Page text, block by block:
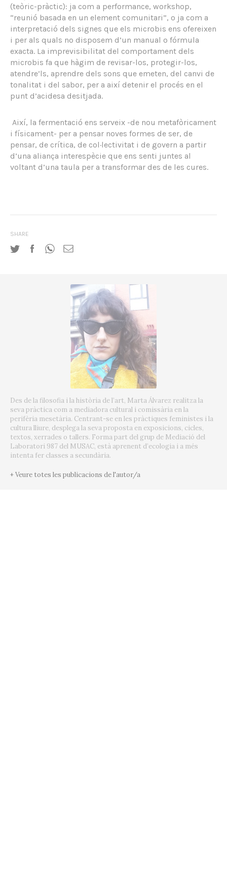
(teòric-pràctic): ja com a performance, workshop,
“reunió basada en un element comunitari”, o ja com a
interpretació dels signes que els microbis ens ofereixen
i per als quals no disposem d’un manual o fórmula
exacta. La imprevisibilitat del comportament dels
microbis fa que hàgim de revisar-los, protegir-los,
atendre’ls, aprendre dels sons que emeten, del canvi de
tonalitat i del sabor, per a així detenir el procés en el
punt d’acidesa desitjada.
Així, la fermentació ens serveix -de nou metafòricament
i físicament- per a pensar noves formes de ser, de
pensar, de crítica, de col·lectivitat i de govern a partir
d’una aliança interespècie que ens senti juntes al
voltant d’una taula per a transformar des de les cures.
SHARE
Des de la filosofia i la història de l’art, Marta Álvarez realitza la
seva pràctica com a mediadora cultural i comissària en la
perifèria mesetària. Centrant-se en les pràctiques feministes i la
cultura lliure, desplega la seva proposta en exposicions, cicles,
textos, xerrades o tallers. Forma part del grup de Mediació del
Laboratori 987 del MUSAC, està aprenent d’ecologia i a més
intenta fer classes a secundària.
+ Veure totes les publicacions de l'autor/a